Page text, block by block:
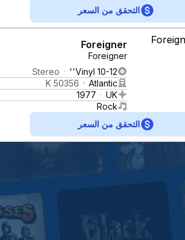
التحقق من السعر
Foreigner
Foreigner
Vinyl 10-12''
Stereo
Atlantic
K 50356
UK
1977
Rock
التحقق من السعر